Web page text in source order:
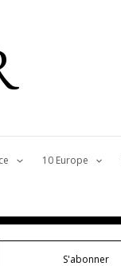
10 Europe
S'abonner